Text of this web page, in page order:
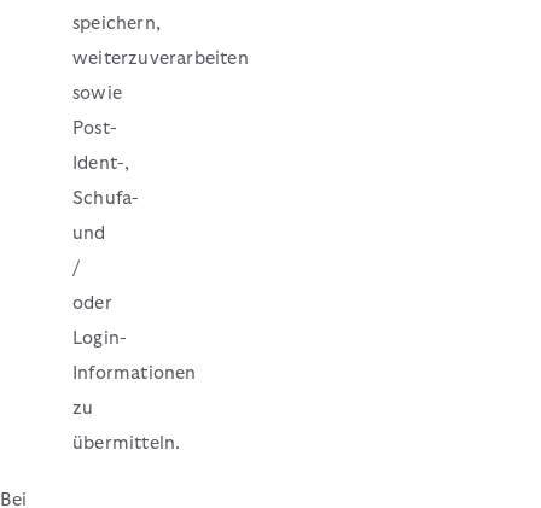
speichern,
weiterzuverarbeiten
sowie
Post-
Ident-,
Schufa-
und
/
oder
Login-
Informationen
zu
übermitteln.
Bei